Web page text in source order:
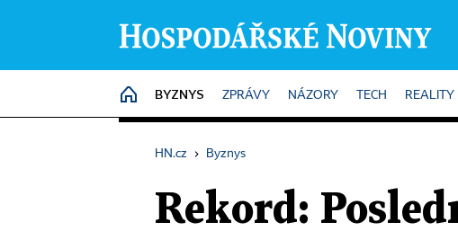
HOME
BYZNYS ZPRÁVY NÁZORY TECH REALITY
HN.cz › Byznys
Rekord: